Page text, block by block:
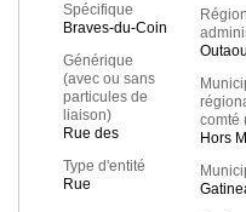
Spécifique
Braves-du-Coin
Générique
(avec ou sans
particules de
liaison)
Rue des
Type d'entité
Rue
Région
comté
Hors